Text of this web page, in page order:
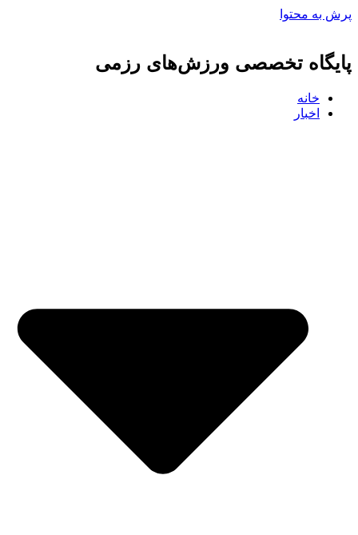
پرش به محتوا
پایگاه تخصصی ورزش‌های رزمی
خانه
اخبار